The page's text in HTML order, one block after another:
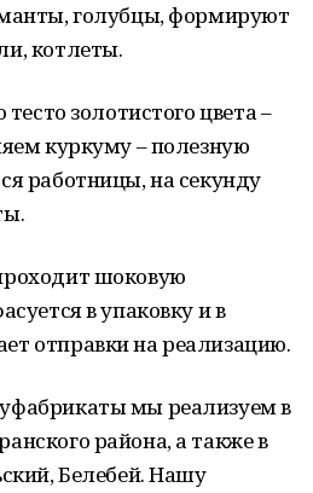
голубцы, формируют
котлеты.
золотистого цвета –
куркуму – полезную
работницы, на секунду
шоковую
в упаковку и в
отправки на реализацию.
мы реализуем в
района, а также в
Белебей. Нашу